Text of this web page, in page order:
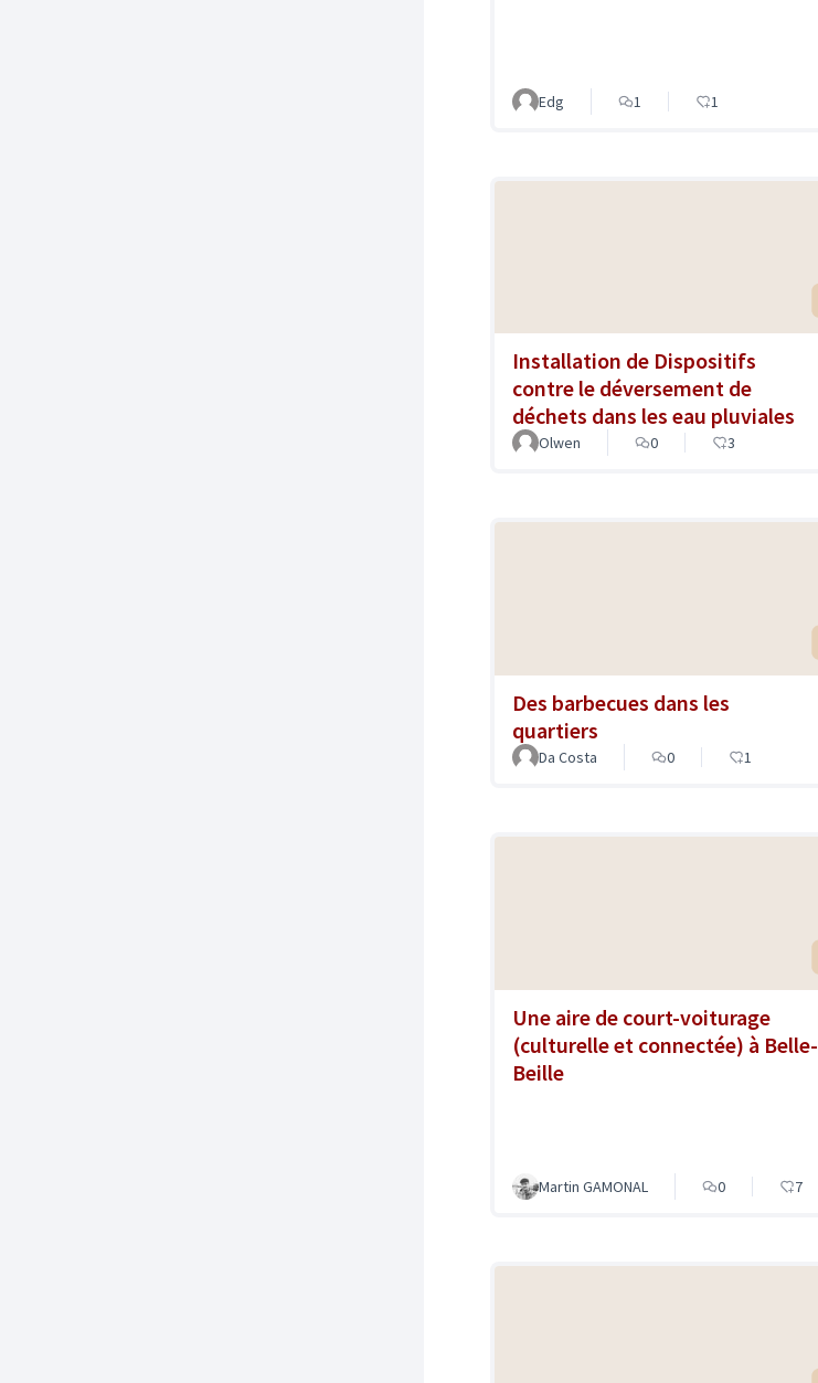
Edg 1 1
Installation de Dispositifs
contre le déversement de
déchets dans les eau pluviales
Olwen 0 3
Des barbecues dans les
quartiers
Da Costa 0 1
Une aire de court-voiturage
(culturelle et connectée) à Belle-
Beille
Martin GAMONAL 0 7